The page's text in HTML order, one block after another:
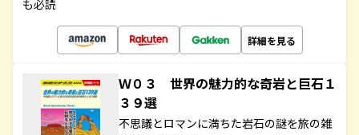
も必読
詳細を見る
Ｗ０３ 世界の魅力的な奇岩と巨石１
３９選
不思議とロマンに満ちた岩石の謎を旅の雑